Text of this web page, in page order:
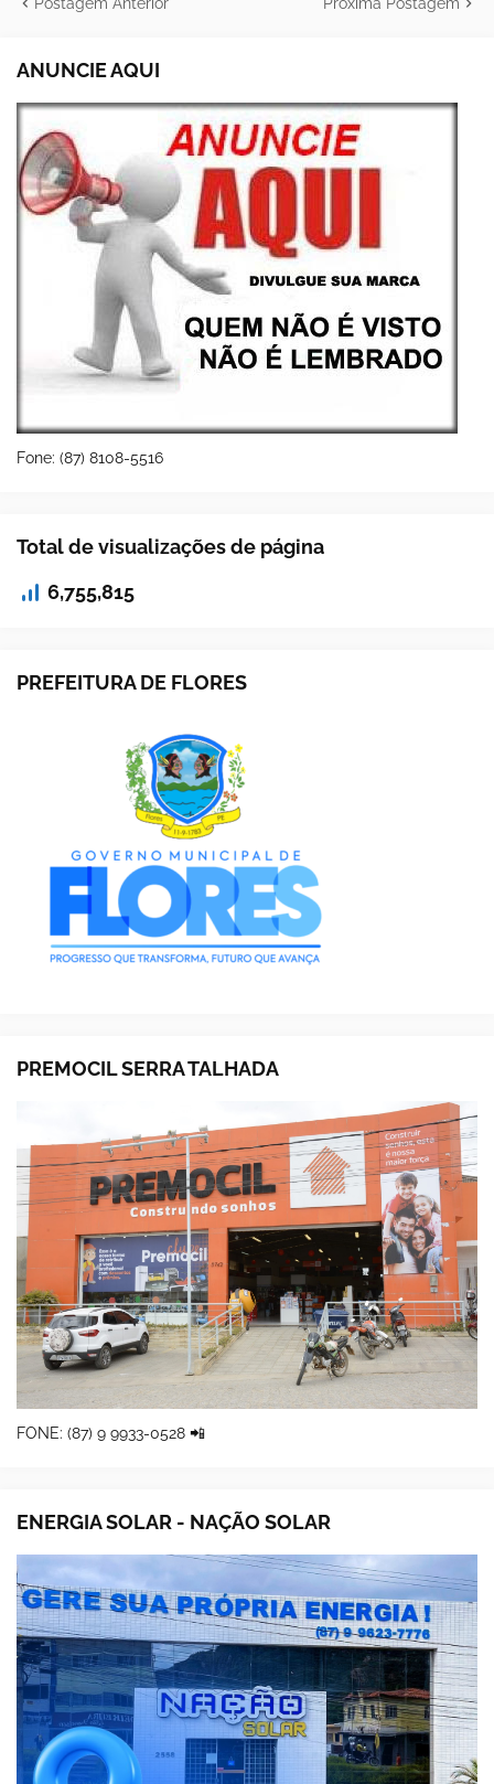
ANUNCIE AQUI
Fone: (87) 8108-5516
Total de visualizações de página
6,755,815
PREFEITURA DE FLORES
PREMOCIL SERRA TALHADA
FONE: (87) 9 9933-0528 📲
ENERGIA SOLAR - NAÇÃO SOLAR